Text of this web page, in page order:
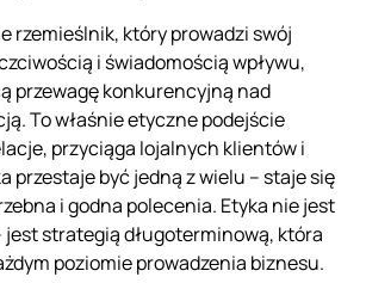
rzemieślnik, który prowadzi swój
i świadomością wpływu,
przewagę konkurencyjną nad
To właśnie etyczne podejście
przyciąga lojalnych klientów i
przestaje być jedną z wielu – staje się
i godna polecenia. Etyka nie jest
jest strategią długoterminową, która
poziomie prowadzenia biznesu.